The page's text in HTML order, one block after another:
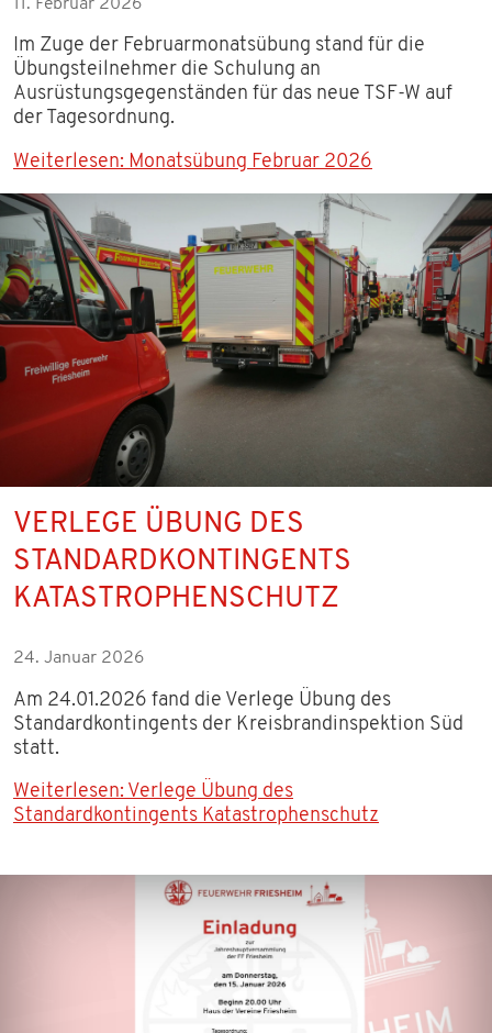
11. Februar 2026
Im Zuge der Februarmonatsübung stand für die
Übungsteilnehmer die Schulung an
Ausrüstungsgegenständen für das neue TSF-W auf
der Tagesordnung.
Weiterlesen: Monatsübung Februar 2026
VERLEGE ÜBUNG DES
STANDARDKONTINGENTS
KATASTROPHENSCHUTZ
24. Januar 2026
Am 24.01.2026 fand die Verlege Übung des
Standardkontingents der Kreisbrandinspektion Süd
statt.
Weiterlesen: Verlege Übung des
Standardkontingents Katastrophenschutz